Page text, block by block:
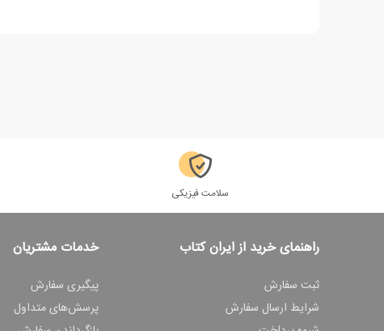
سلامت فیزیکی
راهنمای خرید از ایران کتاب
ثبت سفارش
شرایط ارسال سفارش
خدمات مشتریان
پیگیری سفارش
پرسش‌های متداول